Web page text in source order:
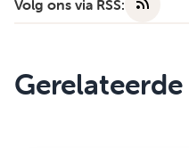
Volg ons via RSS:
Gerelateerde